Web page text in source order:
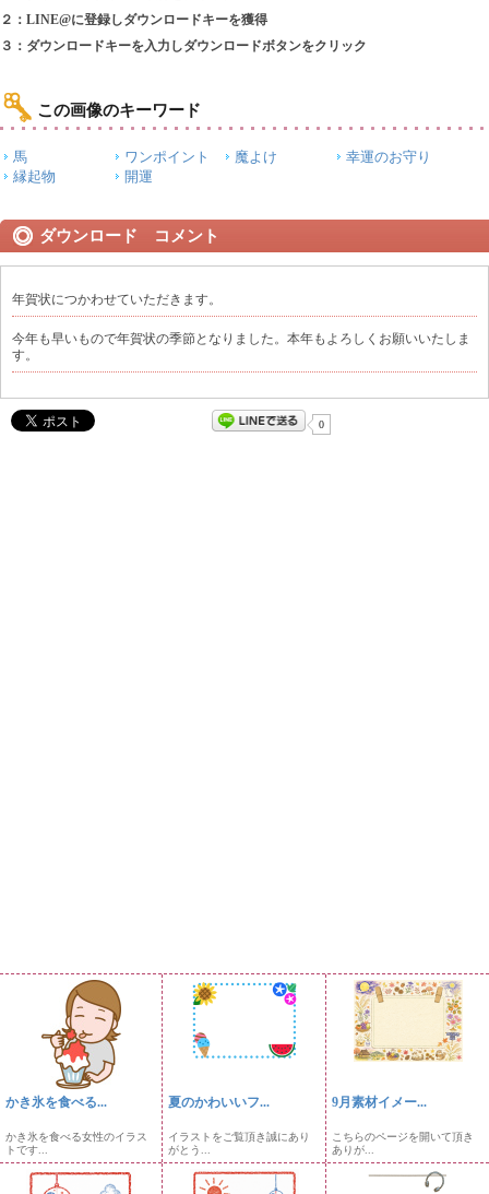
２：LINE@に登録しダウンロードキーを獲得
３：ダウンロードキーを入力しダウンロードボタンをクリック
この画像のキーワード
馬 ワンポイント 魔よけ
幸運のお守り
縁起物
開運
ダウンロード コメント
年賀状につかわせていただきます。
今年も早いもので年賀状の季節となりました。本年もよろしくお願いいたしま
す。
0
かき氷を食べる...
かき氷を食べる女性のイラス
トです...
夏のかわいいフ...
イラストをご覧頂き誠にあり
がとう...
9月素材イメー...
こちらのページを開いて頂き
ありが...